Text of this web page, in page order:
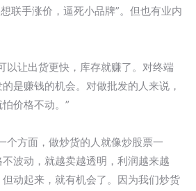
联手涨价，逼死小品牌”。但也有业内
以让出货更快，库存就赚了。对终端
是赚钱的机会。对做批发的人来说，
价格不动。”
个方面，做炒货的人就像炒股票一
波动，就越卖越透明，利润越来越
动起来，就有机会了。因为我们炒货